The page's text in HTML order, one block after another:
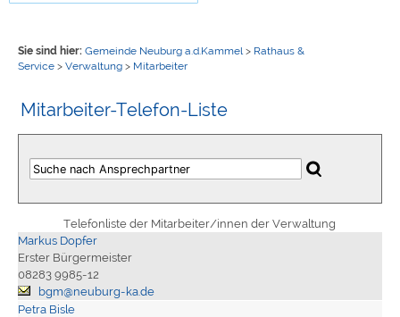
Sie sind hier: Gemeinde Neuburg a.d.Kammel > Rathaus &
Service> Verwaltung> Mitarbeiter
Mitarbeiter-Telefon-Liste
Telefonliste der Mitarbeiter/innen der Verwaltung
Markus Dopfer
Erster Bürgermeister
08283 9985-12
bgm@neuburg-ka.de
Petra Bisle